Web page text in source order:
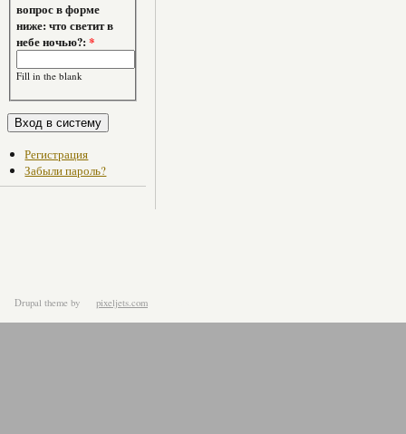
вопрос в форме
ниже: что светит в
небе ночью?:*
Fill in the blank
Регистрация
Забыли пароль?
Drupal theme by pixeljets.com